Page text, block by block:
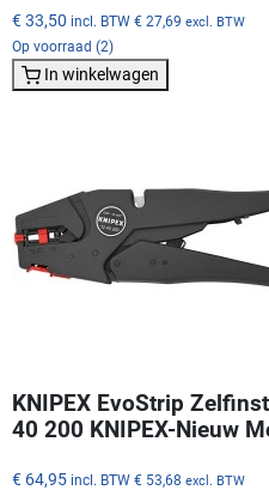
€ 33,50 incl. BTW € 27,69 excl. BTW
Op voorraad (2)
In winkelwagen
KNIPEX EvoStrip
40 200 KNIPEX-Nieuw
€ 64,95 incl. BTW € 53,68 excl. BTW